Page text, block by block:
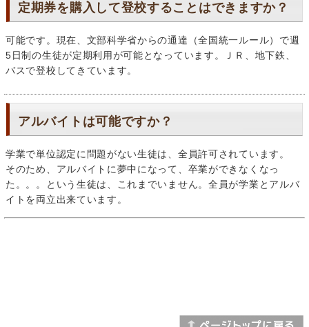
定期券を購入して登校することはできますか？
可能です。現在、文部科学省からの通達（全国統一ルール）で週
5日制の生徒が定期利用が可能となっています。ＪＲ、地下鉄、
バスで登校してきています。
アルバイトは可能ですか？
学業で単位認定に問題がない生徒は、全員許可されています。
そのため、アルバイトに夢中になって、卒業ができなくなっ
た。。。という生徒は、これまでいません。全員が学業とアルバ
イトを両立出来ています。